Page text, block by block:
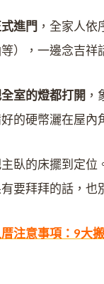
進門 ，全家人依
等），一邊念吉
室的燈都打開
的硬幣灑在屋內
臥的床擺到定位
要拜拜的話，也
厝注意事項：9大